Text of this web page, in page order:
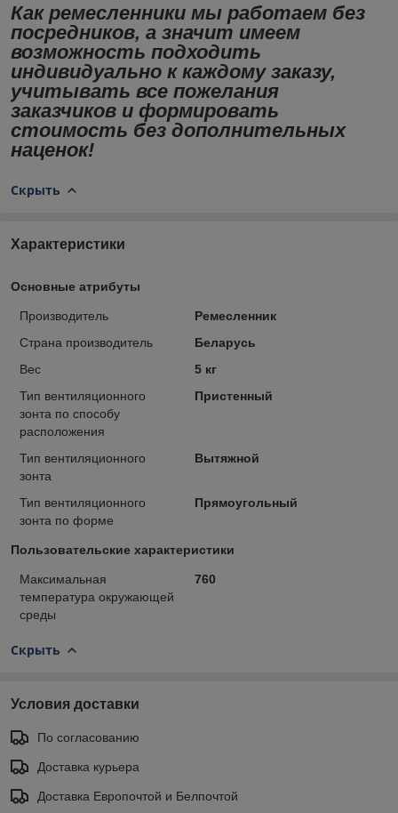
Как ремесленники мы работаем без
посредников, а значит имеем
возможность подходить
индивидуально к каждому заказу,
учитывать все пожелания
заказчиков и формировать
стоимость без дополнительных
наценок!
Скрыть
Характеристики
Основные атрибуты
Производитель
Ремесленник
Страна производитель
Беларусь
Вес
5 кг
Тип вентиляционного
зонта по способу
расположения
Пристенный
Тип вентиляционного
зонта
Вытяжной
Тип вентиляционного
зонта по форме
Прямоугольный
Пользовательские характеристики
Максимальная
температура окружающей
среды
760
Скрыть
Условия доставки
По согласованию
Доставка курьера
Доставка Европочтой и Белпочтой